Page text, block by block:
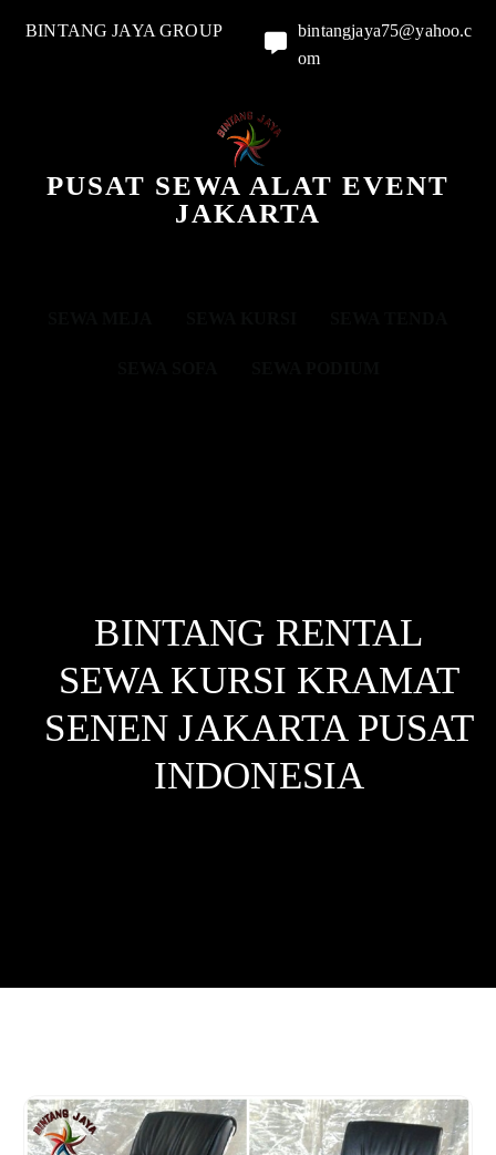
BINTANG JAYA GROUP
bintangjaya75@yahoo.c
om
PUSAT SEWA ALAT EVENT
JAKARTA
BINTANG RENTAL
SEWA KURSI KRAMAT
SENEN JAKARTA PUSAT
INDONESIA